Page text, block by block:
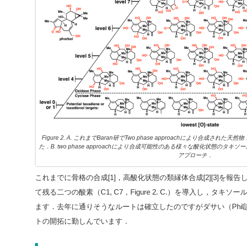
Figure 2. A. これまでBaran研でTwo phase approachにより合成された天然
た．B. two phase approachにより合成可能性のある様々な酸化状態のタキソ
アプローチ．
これまでに骨格の合成[1]，高酸化状態の類縁体合成[2][3]を報告
て残る二つの酸素（C1, C7，Figure 2. C.）を導入し，タキソー
ます．去年に通りそうなルートは確立したのですがダサい（
トの開拓に勤しんでいます．